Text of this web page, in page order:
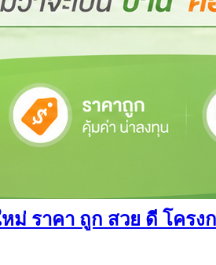
ม่ ราคา ถูก สวย ดี โคร